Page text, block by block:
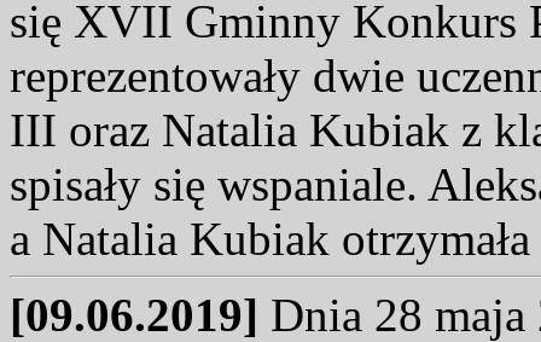
się XVII Gminny Konkurs
reprezentowały dwie
III oraz Natalia Kubiak z
spisały się wspaniale.
a Natalia Kubiak
[09.06.2019] Dnia 28 maja